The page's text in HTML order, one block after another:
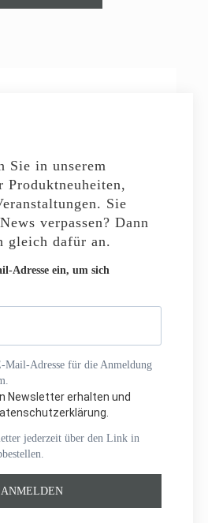
Sie in unserem
Produktneuheiten,
Sie
verpassen? Dann
gleich dafür an.
Adresse ein, um sich
Mail-Adresse für die Anmeldung
Newsletter erhalten und
jederzeit über den Link in
ANMELDEN